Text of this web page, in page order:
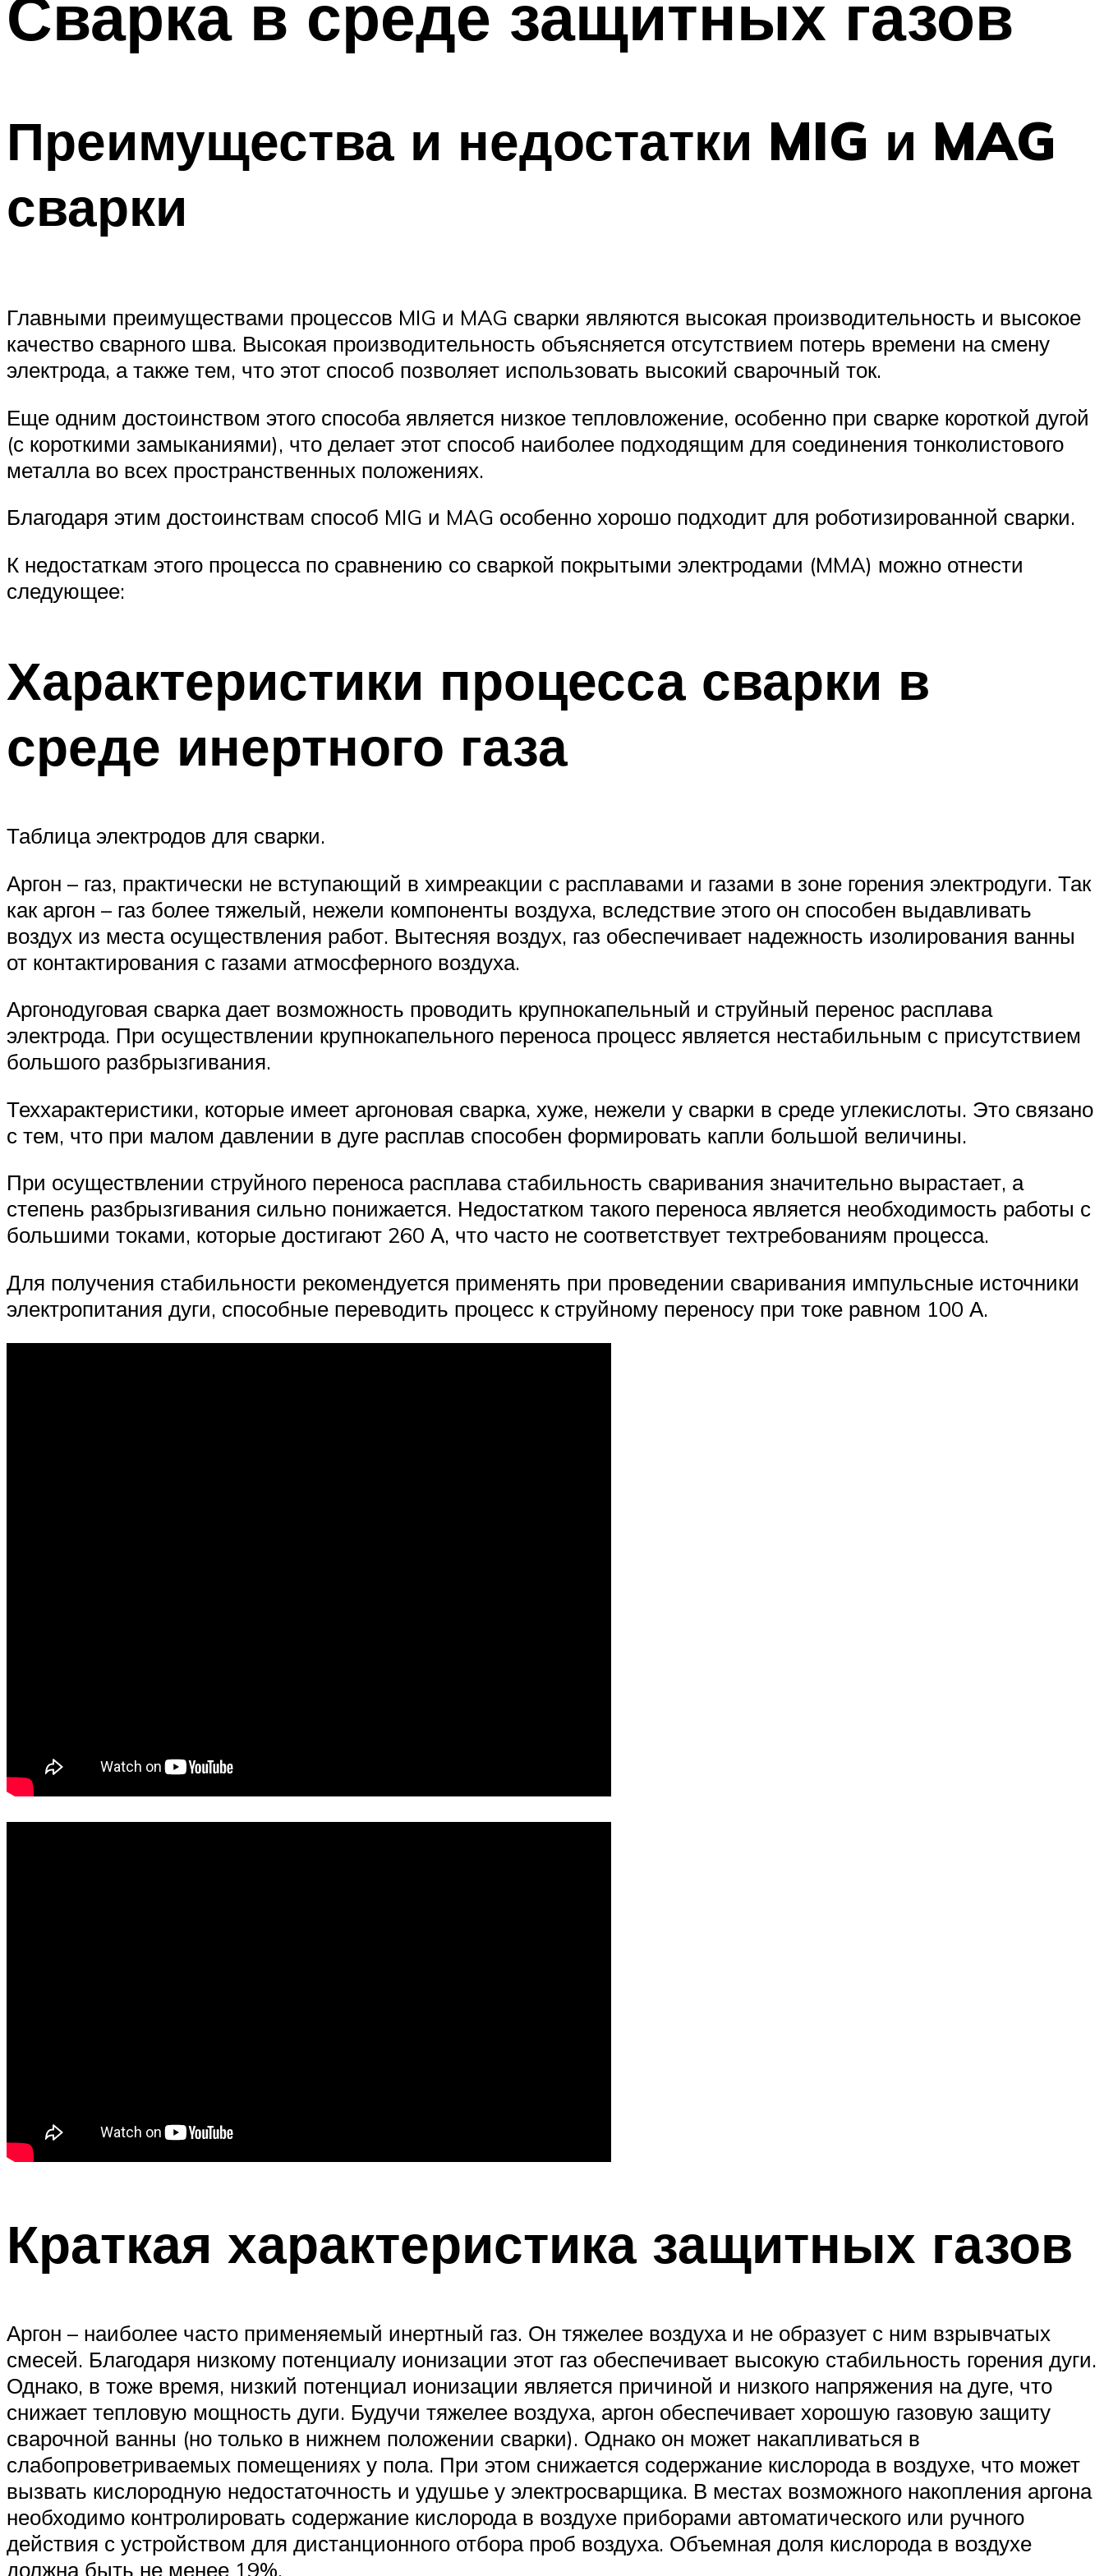
Сварка в среде защитных газов
Преимущества и недостатки MIG и MAG
сварки
Главными преимуществами процессов MIG и MAG сварки являются высокая производительность и высокое
качество сварного шва. Высокая производительность объясняется отсутствием потерь времени на смену
электрода, а также тем, что этот способ позволяет использовать высокий сварочный ток.
Еще одним достоинством этого способа является низкое тепловложение, особенно при сварке короткой дугой
(с короткими замыканиями), что делает этот способ наиболее подходящим для соединения тонколистового
металла во всех пространственных положениях.
Благодаря этим достоинствам способ MIG и MAG особенно хорошо подходит для роботизированной сварки.
К недостаткам этого процесса по сравнению со сваркой покрытыми электродами (MMA) можно отнести
следующее:
Характеристики процесса сварки в
среде инертного газа
Таблица электродов для сварки.
Аргон – газ, практически не вступающий в химреакции с расплавами и газами в зоне горения электродуги. Так
как аргон – газ более тяжелый, нежели компоненты воздуха, вследствие этого он способен выдавливать
воздух из места осуществления работ. Вытесняя воздух, газ обеспечивает надежность изолирования ванны
от контактирования с газами атмосферного воздуха.
Аргонодуговая сварка дает возможность проводить крупнокапельный и струйный перенос расплава
электрода. При осуществлении крупнокапельного переноса процесс является нестабильным с присутствием
большого разбрызгивания.
Теххарактеристики, которые имеет аргоновая сварка, хуже, нежели у сварки в среде углекислоты. Это связано
с тем, что при малом давлении в дуге расплав способен формировать капли большой величины.
При осуществлении струйного переноса расплава стабильность сваривания значительно вырастает, а
степень разбрызгивания сильно понижается. Недостатком такого переноса является необходимость работы с
большими токами, которые достигают 260 А, что часто не соответствует техтребованиям процесса.
Для получения стабильности рекомендуется применять при проведении сваривания импульсные источники
электропитания дуги, способные переводить процесс к струйному переносу при токе равном 100 А.
Краткая характеристика защитных газов
Аргон – наиболее часто применяемый инертный газ. Он тяжелее воздуха и не образует с ним взрывчатых
смесей. Благодаря низкому потенциалу ионизации этот газ обеспечивает высокую стабильность горения дуги.
Однако, в тоже время, низкий потенциал ионизации является причиной и низкого напряжения на дуге, что
снижает тепловую мощность дуги. Будучи тяжелее воздуха, аргон обеспечивает хорошую газовую защиту
сварочной ванны (но только в нижнем положении сварки). Однако он может накапливаться в
слабопроветриваемых помещениях у пола. При этом снижается содержание кислорода в воздухе, что может
вызвать кислородную недостаточность и удушье у электросварщика. В местах возможного накопления аргона
необходимо контролировать содержание кислорода в воздухе приборами автоматического или ручного
действия с устройством для дистанционного отбора проб воздуха. Объемная доля кислорода в воздухе
должна быть не менее 19%.